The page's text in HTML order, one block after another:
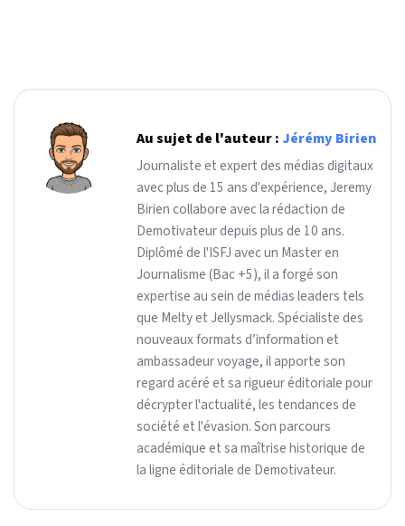
Au sujet de l'auteur : Jérémy Birien
Journaliste et expert des médias digitaux
avec plus de 15 ans d'expérience, Jeremy
Birien collabore avec la rédaction de
Demotivateur depuis plus de 10 ans.
Diplômé de l'ISFJ avec un Master en
Journalisme (Bac +5), il a forgé son
expertise au sein de médias leaders tels
que Melty et Jellysmack. Spécialiste des
nouveaux formats d’information et
ambassadeur voyage, il apporte son
regard acéré et sa rigueur éditoriale pour
décrypter l'actualité, les tendances de
société et l'évasion. Son parcours
académique et sa maîtrise historique de
la ligne éditoriale de Demotivateur.